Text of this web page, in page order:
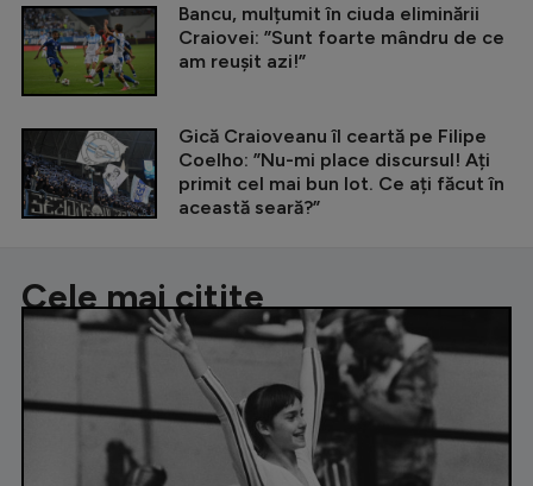
Bancu, mulțumit în ciuda eliminării
Craiovei: ”Sunt foarte mândru de ce
am reușit azi!”
Gică Craioveanu îl ceartă pe Filipe
Coelho: ”Nu-mi place discursul! Ați
primit cel mai bun lot. Ce ați făcut în
această seară?”
Cele mai citite